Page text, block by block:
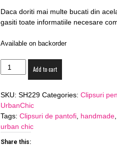
Daca doriti mai multe bucati din
gasiti toate informatiile necesare
Available on backorder
Clipsuri
de
SH229
quantity
Add to cart
SKU: SH229 Categories: Clipsuri
UrbanChic
Tags: Clipsuri de pantofi, handmade,
urban chic
Share this: